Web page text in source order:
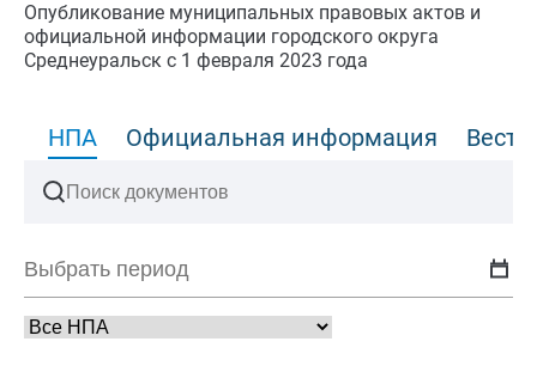
Опубликование муниципальных правовых актов и
официальной информации городского округа
Среднеуральск с 1 февраля 2023 года
НПА Официальная информация